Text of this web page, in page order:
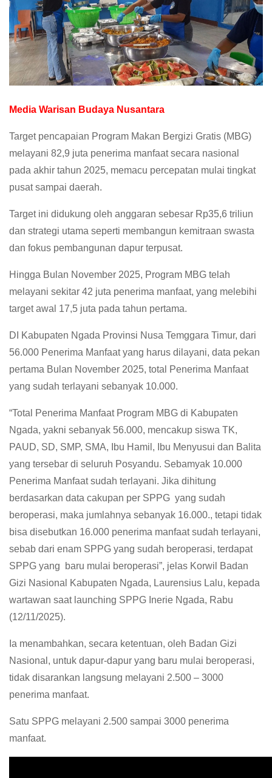
Media Warisan Budaya Nusantara
Target pencapaian Program Makan Bergizi Gratis (MBG)
melayani 82,9 juta penerima manfaat secara nasional
pada akhir tahun 2025, memacu percepatan mulai tingkat
pusat sampai daerah.
Target ini didukung oleh anggaran sebesar Rp35,6 triliun
dan strategi utama seperti membangun kemitraan swasta
dan fokus pembangunan dapur terpusat.
Hingga Bulan November 2025, Program MBG telah
melayani sekitar 42 juta penerima manfaat, yang melebihi
target awal 17,5 juta pada tahun pertama.
DI Kabupaten Ngada Provinsi Nusa Temggara Timur, dari
56.000 Penerima Manfaat yang harus dilayani, data pekan
pertama Bulan November 2025, total Penerima Manfaat
yang sudah terlayani sebanyak 10.000.
“Total Penerima Manfaat Program MBG di Kabupaten
Ngada, yakni sebanyak 56.000, mencakup siswa TK,
PAUD, SD, SMP, SMA, Ibu Hamil, Ibu Menyusui dan Balita
yang tersebar di seluruh Posyandu. Sebamyak 10.000
Penerima Manfaat sudah terlayani. Jika dihitung
berdasarkan data cakupan per SPPG yang sudah
beroperasi, maka jumlahnya sebanyak 16.000., tetapi tidak
bisa disebutkan 16.000 penerima manfaat sudah terlayani,
sebab dari enam SPPG yang sudah beroperasi, terdapat
SPPG yang baru mulai beroperasi”, jelas Korwil Badan
Gizi Nasional Kabupaten Ngada, Laurensius Lalu, kepada
wartawan saat launching SPPG Inerie Ngada, Rabu
(12/11/2025).
Ia menambahkan, secara ketentuan, oleh Badan Gizi
Nasional, untuk dapur-dapur yang baru mulai beroperasi,
tidak disarankan langsung melayani 2.500 – 3000
penerima manfaat.
Satu SPPG melayani 2.500 sampai 3000 penerima
manfaat.